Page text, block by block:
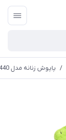
/ پاپوش زنانه مدل PA2440